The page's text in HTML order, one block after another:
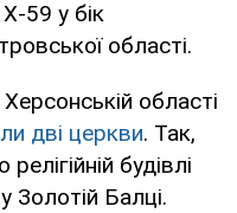
59 у бік
області.
області
дві церкви. Так,
будівлі
Золотій Балці.